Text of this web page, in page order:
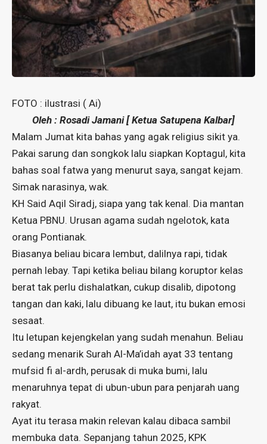
FOTO : ilustrasi ( Ai)
Oleh : Rosadi Jamani [ Ketua Satupena Kalbar]
Malam Jumat kita bahas yang agak religius sikit ya.
Pakai sarung dan songkok lalu siapkan Koptagul, kita
bahas soal fatwa yang menurut saya, sangat kejam.
Simak narasinya, wak.
KH Said Aqil Siradj, siapa yang tak kenal. Dia mantan
Ketua PBNU. Urusan agama sudah ngelotok, kata
orang Pontianak.
Biasanya beliau bicara lembut, dalilnya rapi, tidak
pernah lebay. Tapi ketika beliau bilang koruptor kelas
berat tak perlu dishalatkan, cukup disalib, dipotong
tangan dan kaki, lalu dibuang ke laut, itu bukan emosi
sesaat.
Itu letupan kejengkelan yang sudah menahun. Beliau
sedang menarik Surah Al-Ma’idah ayat 33 tentang
mufsid fi al-ardh, perusak di muka bumi, lalu
menaruhnya tepat di ubun-ubun para penjarah uang
rakyat.
Ayat itu terasa makin relevan kalau dibaca sambil
membuka data. Sepanjang tahun 2025, KPK